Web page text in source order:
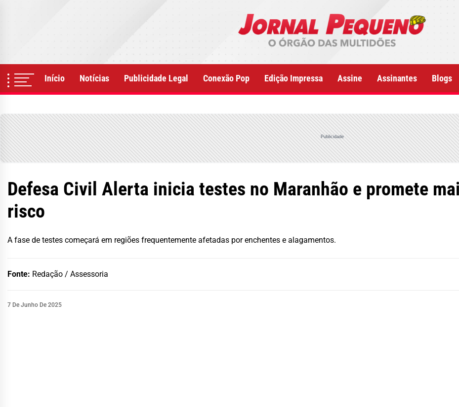
Início Notícias Publicidade Legal Conexão Pop Edição Impressa Assine Assinantes Blogs
Publicidade
Defesa Civil Alerta inicia testes no Maranhão e promete
risco
A fase de testes começará em regiões frequentemente afetadas por enchentes e alagamentos.
Fonte: Redação / Assessoria
7 De Junho De 2025